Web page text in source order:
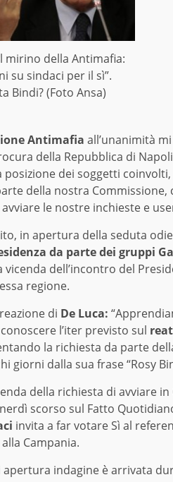
mirino della Antimafia:
su sindaci per il sì”.
Bindi? (Foto Ansa)
Antimafia all’unanimità
della Repubblica di
posizione dei soggetti
della nostra
le nostre inchieste e
in apertura della seduta
da parte dei gruppi
vicenda dell’incontro del
regione.
di De Luca:
l’iter previsto sul
la richiesta da parte
giorni dalla sua frase “Rosy
della richiesta di avviare
scorso sul Fatto
invita a far votare Sì al
Campania.
apertura indagine è arrivata